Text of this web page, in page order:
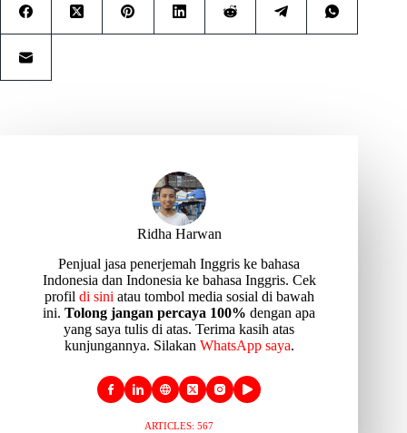
Ridha Harwan
Penjual jasa penerjemah Inggris ke bahasa
Indonesia dan Indonesia ke bahasa Inggris. Cek
profil di sini atau tombol media sosial di bawah
ini.Tolong jangan percaya 100% dengan apa
yang saya tulis di atas. Terima kasih atas
kunjungannya. Silakan WhatsApp saya.
ARTICLES: 567